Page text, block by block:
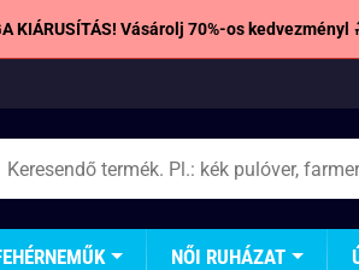
KIÁRUSÍTÁS! Vásárolj 70%-os kedvezményl
NŐI RUHÁZAT